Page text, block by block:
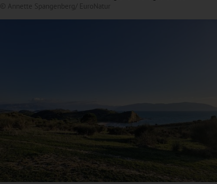
© Annette Spangenberg/ EuroNatur